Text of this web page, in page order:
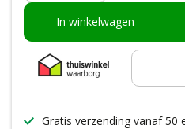
In winkelwagen
Gratis verzending vanaf 50